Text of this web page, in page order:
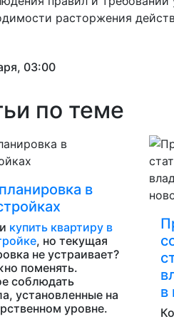
расторжения
03:00
по теме
в
купить квартиру в
, но текущая
не устраивает?
поменять.
соблюдать
установленные на
уровне.
в